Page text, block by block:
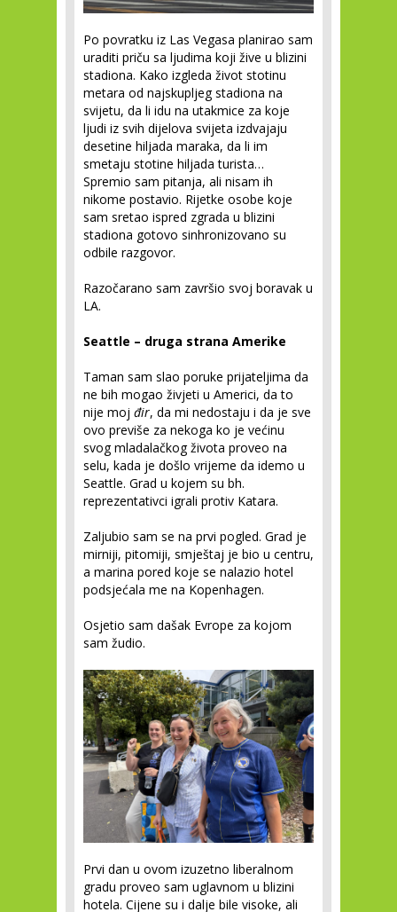
Po povratku iz Las Vegasa planirao sam
uraditi priču sa ljudima koji žive u blizini
stadiona. Kako izgleda život stotinu
metara od najskupljeg stadiona na
svijetu, da li idu na utakmice za koje
ljudi iz svih dijelova svijeta izdvajaju
desetine hiljada maraka, da li im
smetaju stotine hiljada turista…
Spremio sam pitanja, ali nisam ih
nikome postavio. Rijetke osobe koje
sam sretao ispred zgrada u blizini
stadiona gotovo sinhronizovano su
odbile razgovor.
Razočarano sam završio svoj boravak u
LA.
Seattle – druga strana Amerike
Taman sam slao poruke prijateljima da
ne bih mogao živjeti u Americi, da to
nije moj đir, da mi nedostaju i da je sve
ovo previše za nekoga ko je većinu
svog mladalačkog života proveo na
selu, kada je došlo vrijeme da idemo u
Seattle. Grad u kojem su bh.
reprezentativci igrali protiv Katara.
Zaljubio sam se na prvi pogled. Grad je
mirniji, pitomiji, smještaj je bio u centru,
a marina pored koje se nalazio hotel
podsjećala me na Kopenhagen.
Osjetio sam dašak Evrope za kojom
sam žudio.
Prvi dan u ovom izuzetno liberalnom
gradu proveo sam uglavnom u blizini
hotela. Cijene su i dalje bile visoke, ali